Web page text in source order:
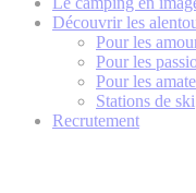
Découvrir les
Pour les
Pour les
Pour les
Stations de ski
Recrutement